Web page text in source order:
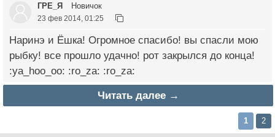
ГРЕ_Я Новичок
23 фев 2014, 01:25
Наринэ и Ёшка! Огромное спасибо! вы спасли мою
рыбку! все прошло удачно! рот закрылся до конца!
:ya_hoo_oo: :ro_za: :ro_za:
Читать далее →
1 2